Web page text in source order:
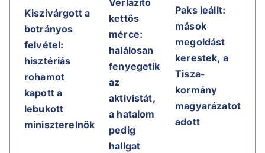
Kiszivárgott a
botrányos
felvétel:
hisztériás
rohamot
kapott a
lebukott
miniszterelnök
Vérlázító
kettős
mérce:
halálosan
fenyegetik
az
aktivistát,
a hatalom
pedig
hallgat
Paks leállt:
mások
megoldást
kerestek, a
Tisza-
kormány
magyarázatot
adott